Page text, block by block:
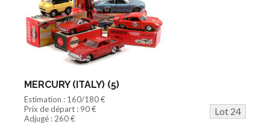
MERCURY (ITALY) (5)
Estimation : 160/180 €
Prix de départ : 90 €
Lot 24
Adjugé : 260 €